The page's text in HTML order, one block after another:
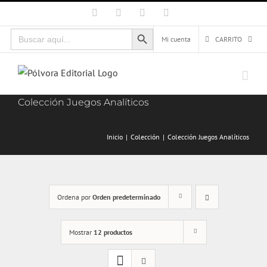
al
contenido
Facebook Instagram
Buscar:
Botón de búsqueda
Mi cuenta
CARRITO
Colección Juegos Analíticos
Inicio Colección Colección Juegos Analíticos
Ordena por Orden predeterminado
Mostrar 12 productos